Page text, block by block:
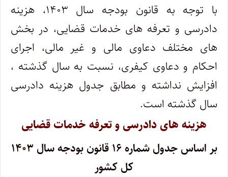
با توجه به قانون بودجه سال ۱۴۰۳، هزینه
دادرسی و تعرفه های خدمات قضایی، در بخش
های مختلف دعاوی مالی و غیر مالی، اجرای
احکام و دعاوی کیفری، نسبت به سال گذشته ،
افزایش نداشته و مطابق جدول هزینه دادرسی
سال گذشته است.
هزینه های دادرسی و تعرفه خدمات قضایی
بر اساس جدول شماره ۱۶ قانون بودجه سال ۱۴۰۳
کل کشور